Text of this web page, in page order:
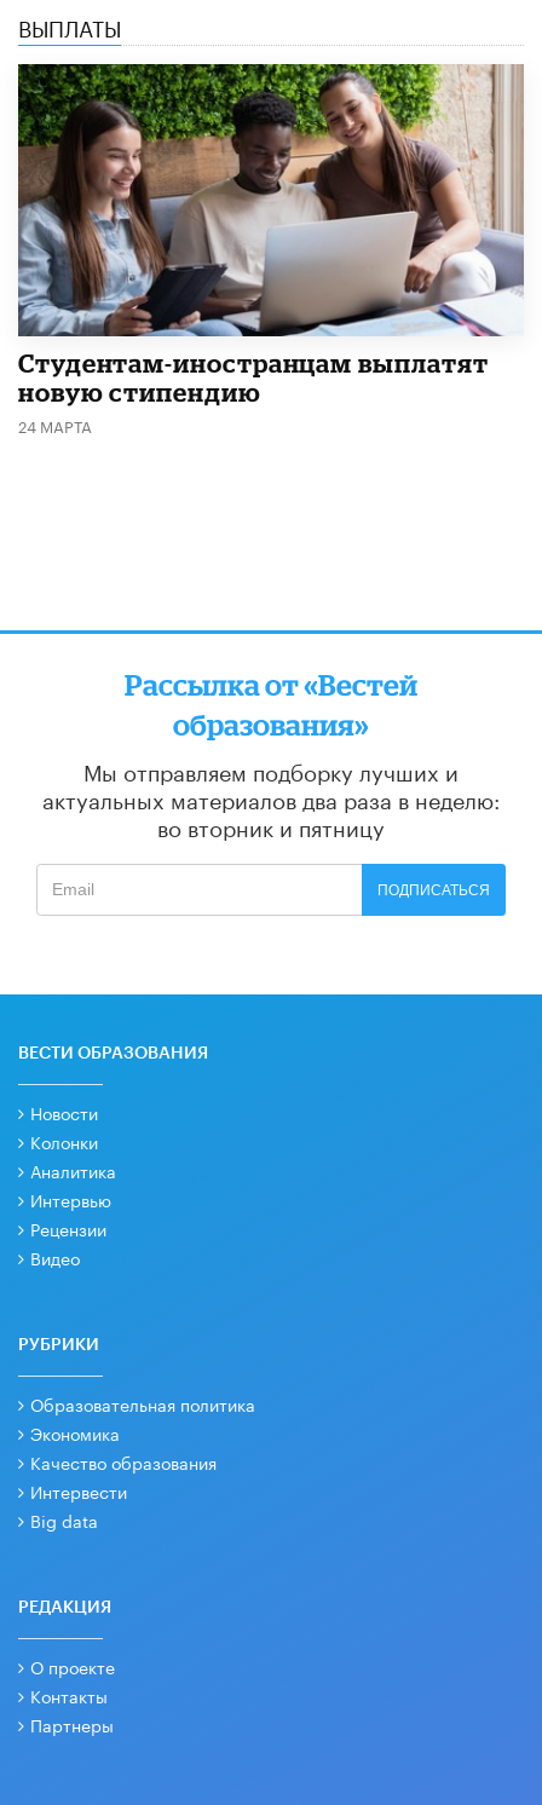
ВЫПЛАТЫ
Студентам-иностранцам выплатят
новую стипендию
24 МАРТА
Рассылка от «Вестей
образования»
Мы отправляем подборку лучших и
актуальных материалов два раза в неделю:
во вторник и пятницу
ПОДПИСАТЬСЯ
ВЕСТИ ОБРАЗОВАНИЯ
Новости
Колонки
Аналитика
Интервью
Рецензии
Видео
РУБРИКИ
Образовательная политика
Экономика
Качество образования
Интервести
Big data
РЕДАКЦИЯ
О проекте
Контакты
Партнеры